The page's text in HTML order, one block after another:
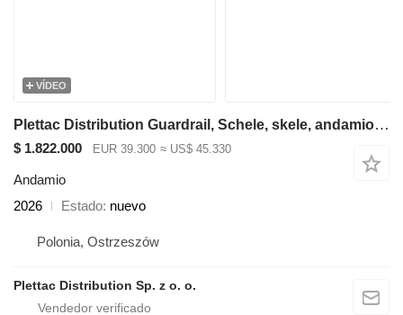
VÍDEO
Plettac Distribution Guardrail, Schele, skele, andamio, scaffolding, pastoliai, telli
$ 1.822.000 EUR 39.300 ≈ US$ 45.330
Andamio
2026
Estado nuevo
Polonia, Ostrzeszów
Plettac Distribution Sp. z o. o.